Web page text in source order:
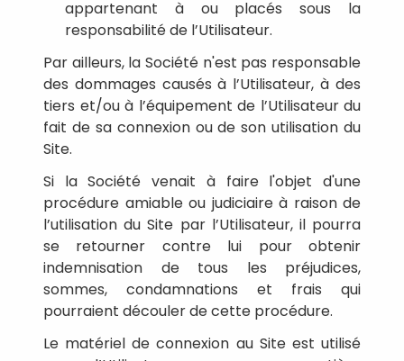
appartenant à ou placés sous la
responsabilité de l’Utilisateur.
Par ailleurs, la Société n'est pas responsable
des dommages causés à l’Utilisateur, à des
tiers et/ou à l’équipement de l’Utilisateur du
fait de sa connexion ou de son utilisation du
Site.
Si la Société venait à faire l'objet d'une
procédure amiable ou judiciaire à raison de
l’utilisation du Site par l’Utilisateur, il pourra
se retourner contre lui pour obtenir
indemnisation de tous les préjudices,
sommes, condamnations et frais qui
pourraient découler de cette procédure.
Le matériel de connexion au Site est utilisé